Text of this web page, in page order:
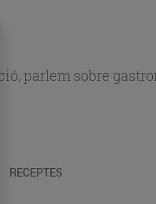
parlem sobre
RECEPTES